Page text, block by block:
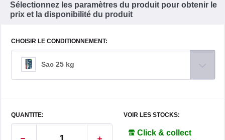
Sélectionnez les paramètres du produit pour obtenir le
prix et la disponibilité du produit
CHOISIR LE CONDITIONNEMENT:
Sac 25 kg
QUANTITE: VOIR LES STOCKS:
Click & collect